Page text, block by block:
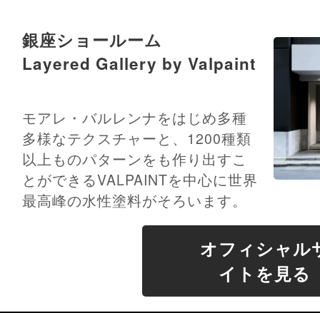
銀座ショールーム
Layered Gallery by Valpaint
モアレ・バルレンナをはじめ多種
多様なテクスチャーと、1200種類
以上ものパターンをも作り出すこ
とができるVALPAINTを中心に世界
最高峰の水性塗料がそろいます。
オフィシャル
イトを見る